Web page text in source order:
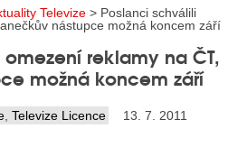
Televize > Poslanci schválili
nástupce možná koncem září
reklamy na ČT,
možná koncem září
Televize Licence 13. 7. 2011